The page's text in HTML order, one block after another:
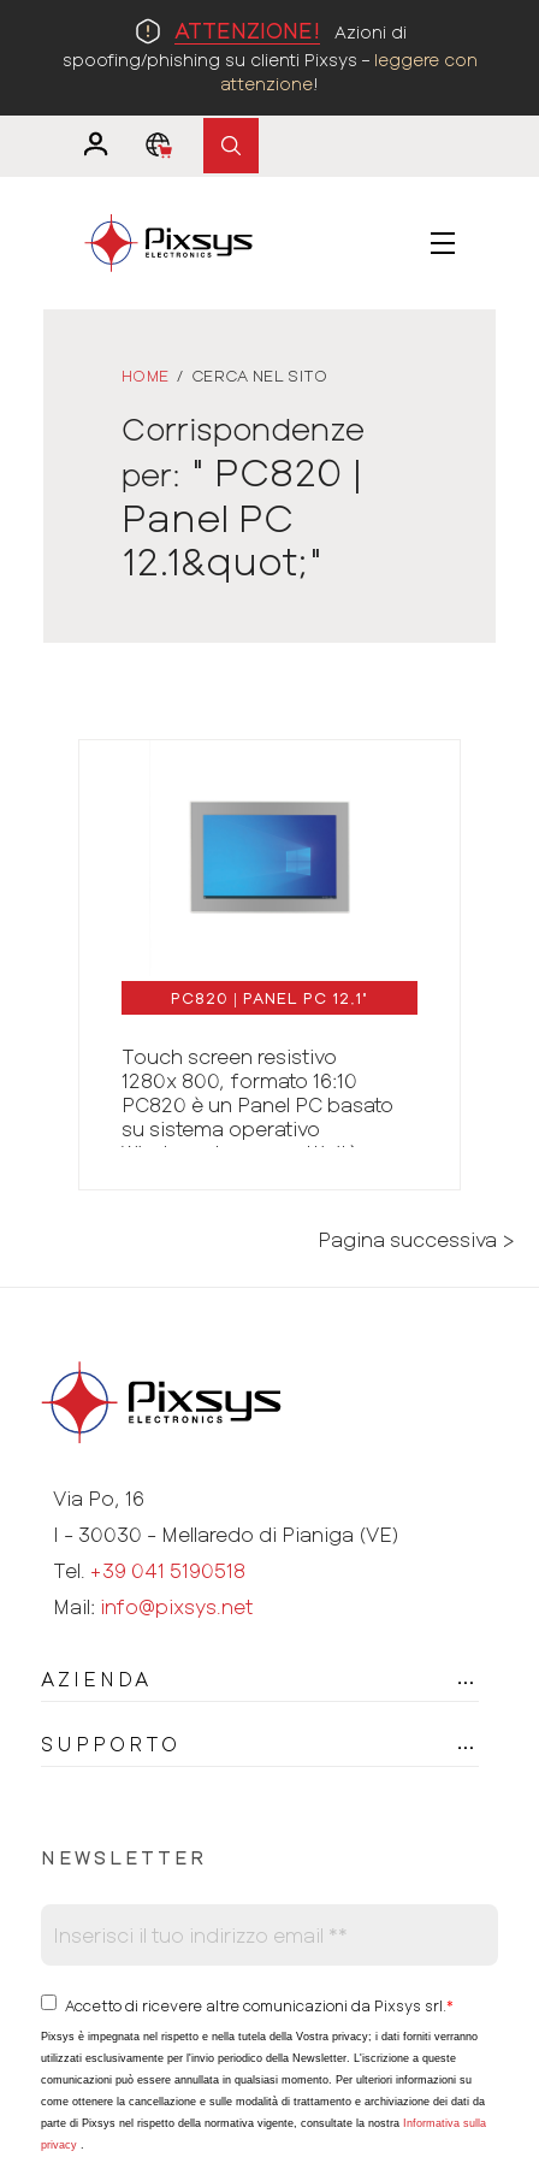
ATTENZIONE!
Azioni di
spoofing/phishing su clienti Pixsys – leggere con
attenzione!
HOME / CERCA NEL SITO
Corrispondenze
per: " PC820 |
Panel PC
12.1&quot;"
PC820 | PANEL PC 12.1"
Touch screen resistivo
1280x 800, formato 16:10
PC820 è un Panel PC basato
su sistema operativo
Windows. La connettività
MAC distinti, al fine diPagina successiva >
Via Po, 16
I - 30030 - Mellaredo di Pianiga (VE)
Tel. +39 041 5190518
Mail: info@pixsys.net
AZIENDA
SUPPORTO
NEWSLETTER
Accetto di ricevere altre comunicazioni da Pixsys srl. *
Pixsys è impegnata nel rispetto e nella tutela della Vostra privacy; i dati forniti verranno
utilizzati esclusivamente per l'invio periodico della Newsletter. L'iscrizione a queste
comunicazioni può essere annullata in qualsiasi momento. Per ulteriori informazioni su
come ottenere la cancellazione e sulle modalità di trattamento e archiviazione dei dati da
parte di Pixsys nel rispetto della normativa vigente, consultate la nostra Informativa sulla
privacy.